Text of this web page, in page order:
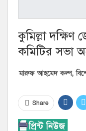
কুমিল্লা দক্ষিণ
কমিটির সভা
Share